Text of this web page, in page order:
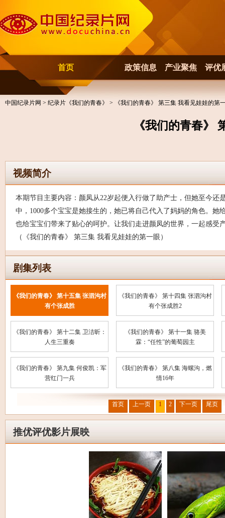
首页 政策信息 产业聚焦 评优
中国纪录片网 > 纪录片《我们的青春》 > 《我们的青春》 第三集 我看见娃娃的第
《我们的青春》
视频简介
本期节目主要内容：颜凤从22岁起便入行做了助产士，但她至今还
中，1000多个宝宝是她接生的，她已将自己代入了妈妈的角色。她
也给宝宝们带来了贴心的呵护。让我们走进颜凤的世界，一起感受
（《我们的青春》 第三集 我看见娃娃的第一眼）
剧集列表
《我们的青春》 第十五集 张泗沟村
有个张成胜
《我们的青春》 第十四集 张泗沟村
有个张成胜2
《我们的青春》 第十二集 卫洁昕：
人生三重奏
《我们的青春》 第十一集 骆美
霖：“任性”的葡萄园主
《我们的青春》 第九集 何俊凯：军
营红门一兵
《我们的青春》 第八集 海螺沟，燃
情16年
首页 上一页 1 2 下一页 尾页
推优评优影片展映